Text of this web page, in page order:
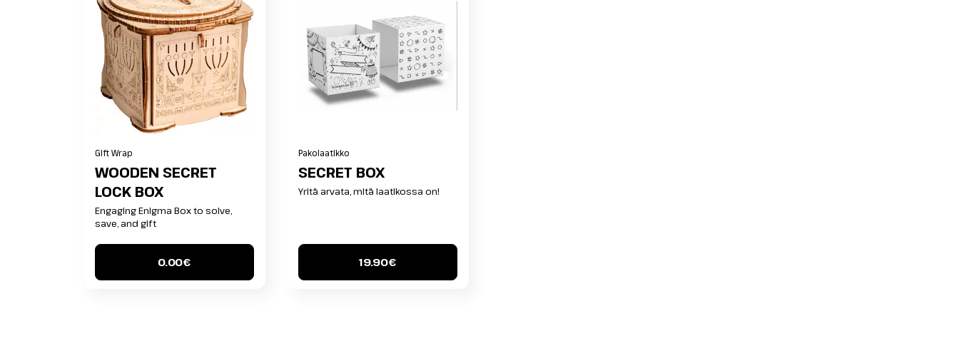
Gift Wrap
WOODEN SECRET
LOCK BOX
Engaging Enigma Box to solve,
save, and gift
0.00€
Pakolaatikko
SECRET BOX
Yritä arvata, mitä laatikossa on!
19.90€